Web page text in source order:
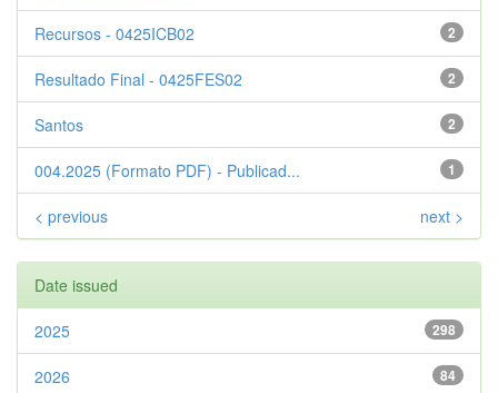
2
Recursos - 0425ICB02
2
Resultado Final - 0425FES02
2
Santos
1
004.2025 (Formato PDF) - Publicad...
< previous next >
Date issued
298
2025
84
2026